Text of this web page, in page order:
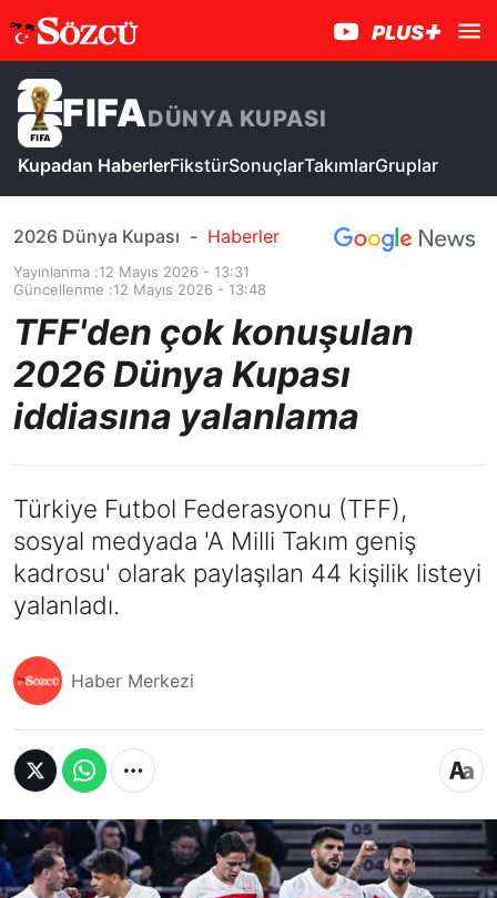
FIFADÜNYA KUPASI
Kupadan HaberlerFikstürSonuçlarTakımlarGruplar
2026 Dünya Kupası - Haberler
Yayınlanma :12 Mayıs 2026 - 13:31
Güncellenme :12 Mayıs 2026 - 13:48
TFF'den çok konuşulan
2026 Dünya Kupası
iddiasına yalanlama
Türkiye Futbol Federasyonu (TFF),
sosyal medyada 'A Milli Takım geniş
kadrosu' olarak paylaşılan 44 kişilik listeyi
yalanladı.
Haber Merkezi